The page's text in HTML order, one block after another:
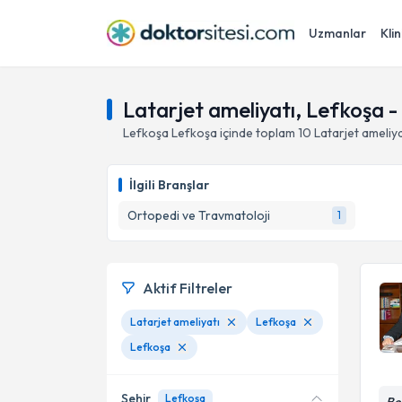
Uzmanlar
Latarjet ameliyatı, Lefkoşa
Lefkoşa Lefkoşa içinde toplam 10 Latarjet
İlgili Branşlar
Ortopedi ve Travmatoloji
1
Aktif Filtreler
Latarjet ameliyatı
Lefkoşa
Lefkoşa
Şehir Lefkoşa